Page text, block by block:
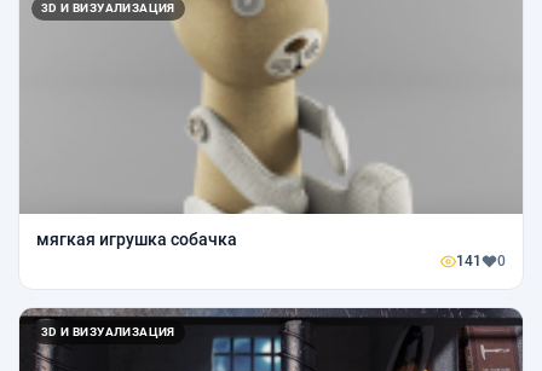
3D И ВИЗУАЛИЗАЦИЯ
мягкая игрушка собачка
141 0
3D И ВИЗУАЛИЗАЦИЯ